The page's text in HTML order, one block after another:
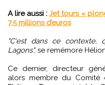
A lire aussi : Jet tours «
7,5 millions d’euros
"C'est dans ce contexte,
Lagons", se remémore
Ce dernier, directeur
alors membre du